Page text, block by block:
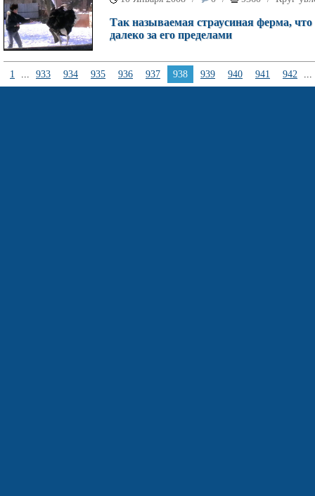
Так называемая страусиная ферма,
далеко за его пределами
1 ... 933 934 935 936 937 938 939 940 941 942 ...